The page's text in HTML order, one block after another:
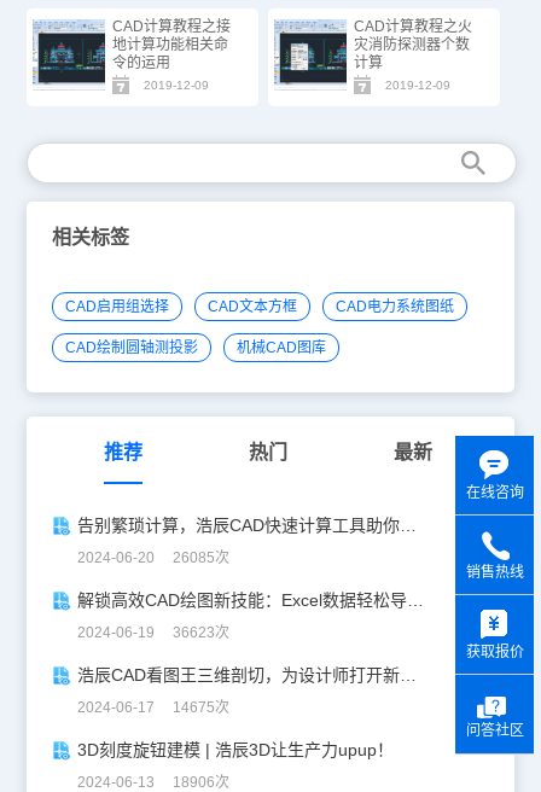
CAD计算教程之接
地计算功能相关命
令的运用
2019-12-09
CAD计算教程之火
灾消防探测器个数
计算
2019-12-09
相关标签
CAD启用组选择 CAD文本方框 CAD电力系统图纸
CAD绘制圆轴测投影 机械CAD图库
推荐 热门 最新
告别繁琐计算，浩辰CAD快速计算工具助你一臂之力！
2024-06-20 26085次
解锁高效CAD绘图新技能：Excel数据轻松导入CAD
2024-06-19 36623次
浩辰CAD看图王三维剖切，为设计师打开新世界的大门！
2024-06-17 14675次
3D刻度旋钮建模 | 浩辰3D让生产力upup！
2024-06-13 18906次
在线咨询
销售热线
获取报价
问答社区